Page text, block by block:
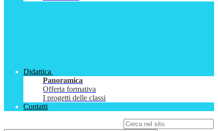
Didattica
Panoramica
Offerta formativa
I progetti delle classi
Contatti